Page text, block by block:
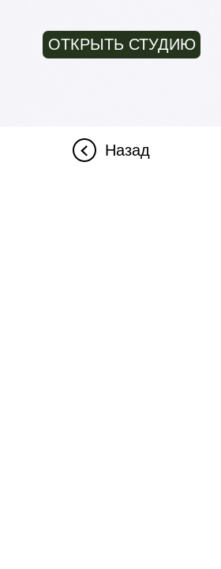
ОТКРЫТЬ СТУДИЮ
Назад